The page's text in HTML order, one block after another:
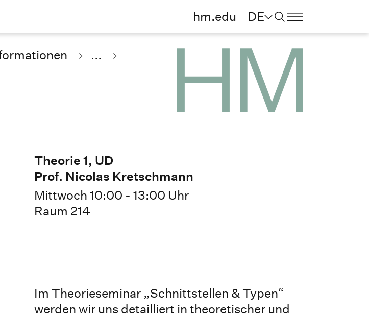
hm.edu DE
...
Theorie 1, UD
Prof. Nicolas Kretschmann
Mittwoch 10:00 - 13:00 Uhr
Raum 214
Im Theorieseminar „Schnittstellen & Typen“
werden wir uns detailliert in theoretischer und